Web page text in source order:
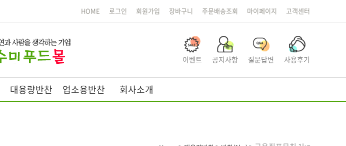
HOME 로그인 회원가입 장바구니 주문배송조회 마이페이지 고객센터
이벤트 공지사항 질문답변 사용후기
대용량반찬 업소용반찬 회사소개